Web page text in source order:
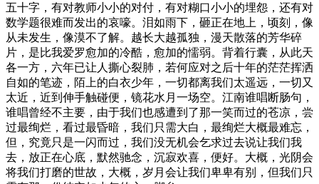
五十字，有对教师小小的对付，有对糊口小小的埋怨，还有对
数学题很难而发出的哀嚎。泪如雨下，砸正在地上，顷刻，像
从未发生，像漠不了解。越长大越孤独，漫天散落的芳华碎
片，是比我爱罗愈加的冷酷，愈加的懦弱。背着行囊，从此天
各一方，六年已让人撕心裂肺，若何应对之后十年的茫茫挥洒
自如的笔迹，陌上的白衣少年，一切都离我们太遥远，一切又
太近，近到伸手触碰便，镜花水月一场空。江南谁唱断肠句，
谁唱曾经不主要，由于我们也感遭到了那一笑而过的苍凉，尝
过最绚烂，看过最昏暗，我们只需大白，最绚烂大概最难忘，
但，究竟只是一闪而过，我们没无机会乞求过去说让我们我
去，放正在心底，默然驰念，沉寂欢喜，便好。大概，光阴会
将我们打磨的世故，大概，岁月会让我们卑卑有别，但我们只